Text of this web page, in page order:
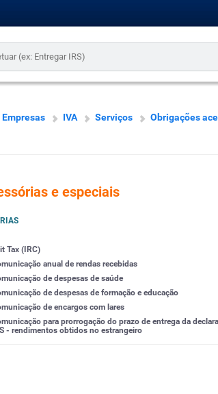
Empresas IVA Serviços
Obrigações
e especiais
Tax (IRC)
anual de rendas recebidas
de despesas de saúde
de despesas de formação e educação
de encargos com lares
para prorrogação do prazo de entrega da
- rendimentos obtidos no estrangeiro